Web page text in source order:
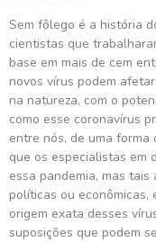
Sem fôlego é a história
cientistas que
base em mais de cem
novos vírus podem
na natureza, com o
como esse coronavírus
entre nós, de uma
que os especialistas em
essa pandemia, mas
políticas ou econômicas,
origem exata desses
suposições que podem